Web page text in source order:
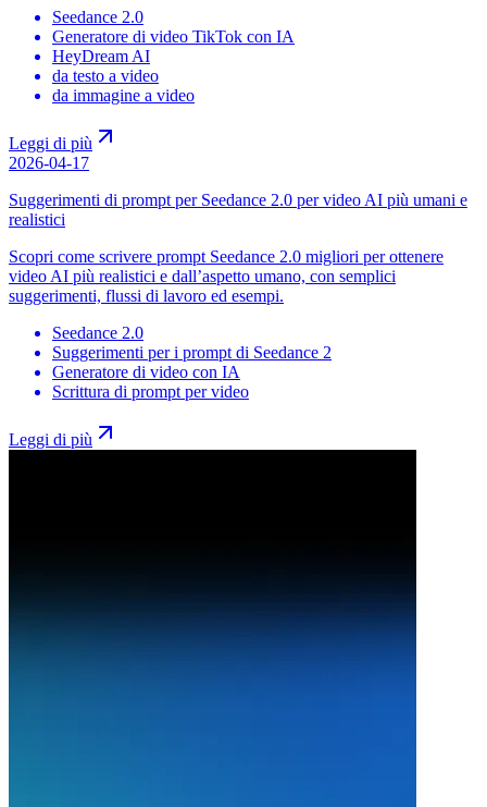
Seedance 2.0
Generatore di video TikTok con IA
HeyDream AI
da testo a video
da immagine a video
Leggi di più
2026-04-17
Suggerimenti di prompt per Seedance 2.0 per video AI più umani e
realistici
Scopri come scrivere prompt Seedance 2.0 migliori per ottenere
video AI più realistici e dall’aspetto umano, con semplici
suggerimenti, flussi di lavoro ed esempi.
Seedance 2.0
Suggerimenti per i prompt di Seedance 2
Generatore di video con IA
Scrittura di prompt per video
Leggi di più